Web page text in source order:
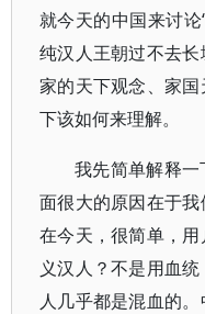
就今天的中国来讨
纯汉人王朝过不去
家的天下观念、家
下该如何来理解。
我先简单解释
面很大的原因在于我
在今天，很简单，
义汉人？不是用血
人几乎都是混血的